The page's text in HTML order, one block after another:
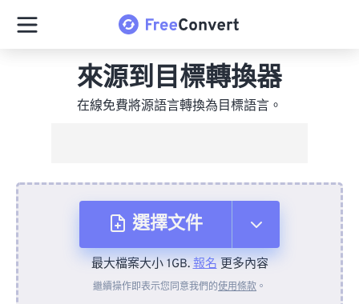
來源到目標轉換器
在線免費將源語言轉換為目標語言。
選擇文件
來自裝置
最大檔案大小 1GB.報名更多內容
繼續操作即表示您同意我們的使用條款 。